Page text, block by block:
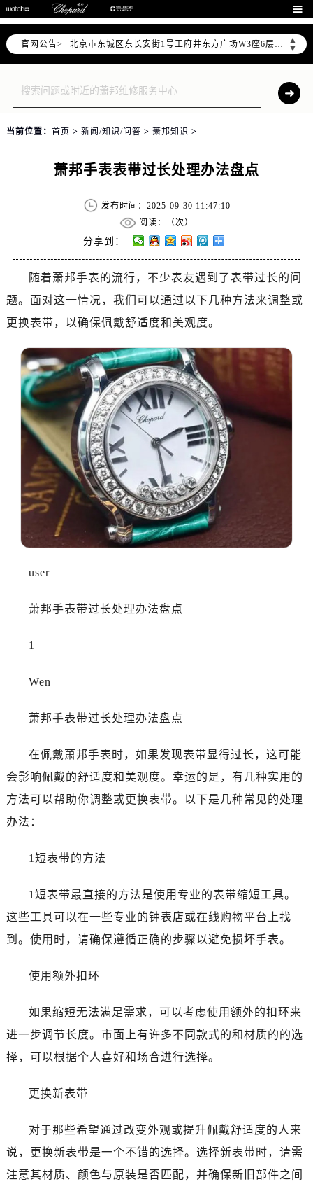

官网公告>
▲
▼
北京市朝阳区建国门外大街甲6号华熙国际中心D座11层1102室售后服务中心（需提前预约）
北京市东城区东长安街1号王府井东方广场W3座6层602室售后服务中心（需提前预约）
节假日正常营业！
当前位置： 首页 > 新闻/知识/问答 > 萧邦知识 >
萧邦手表表带过长处理办法盘点
发布时间：2025-09-30 11:47:10
阅读：（次）
分享到：
随着萧邦手表的流行，不少表友遇到了表带过长的问
题。面对这一情况，我们可以通过以下几种方法来调整或
更换表带，以确保佩戴舒适度和美观度。
user
萧邦手表带过长处理办法盘点
1
Wen
萧邦手表带过长处理办法盘点
在佩戴萧邦手表时，如果发现表带显得过长，这可能
会影响佩戴的舒适度和美观度。幸运的是，有几种实用的
方法可以帮助你调整或更换表带。以下是几种常见的处理
办法：
1短表带的方法
1短表带最直接的方法是使用专业的表带缩短工具。
这些工具可以在一些专业的钟表店或在线购物平台上找
到。使用时，请确保遵循正确的步骤以避免损坏手表。
使用额外扣环
如果缩短无法满足需求，可以考虑使用额外的扣环来
进一步调节长度。市面上有许多不同款式的和材质的的选
择，可以根据个人喜好和场合进行选择。
更换新表带
对于那些希望通过改变外观或提升佩戴舒适度的人来
说，更换新表带是一个不错的选择。选择新表带时，请需
注意其材质、颜色与原装是否匹配，并确保新旧部件之间